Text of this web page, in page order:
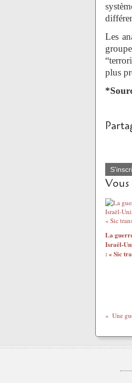
Les
plus
Vous
La
Israël-
: « Sic